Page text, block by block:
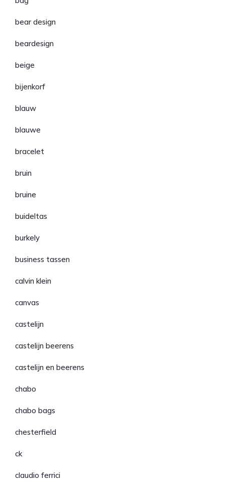
bear design
beardesign
beige
bijenkorf
blauw
blauwe
bracelet
bruin
bruine
buideltas
burkely
business tassen
calvin klein
canvas
castelijn
castelijn beerens
castelijn en beerens
chabo
chabo bags
chesterfield
ck
claudio ferrici